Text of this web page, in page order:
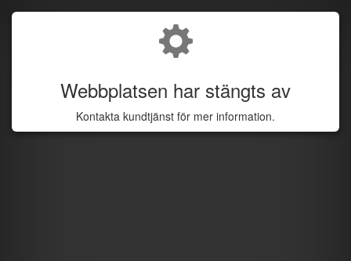
Webbplatsen har stängts av
Kontakta kundtjänst för mer information.